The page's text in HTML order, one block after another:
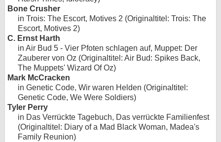
Bone Crusher
in Trois: The Escort, Motives 2 (Originaltitel: Trois: The
Escort, Motives 2)
C. Ernst Harth
in Air Bud 5 - Vier Pfoten schlagen auf, Muppet: Der
Zauberer von Oz (Originaltitel: Air Bud: Spikes Back,
The Muppets' Wizard Of Oz)
Mark McCracken
in Genetic Code, Wir waren Helden (Originaltitel:
Genetic Code, We Were Soldiers)
Tyler Perry
in Das Verrückte Tagebuch, Das verrückte Familienfest
(Originaltitel: Diary of a Mad Black Woman, Madea's
Family Reunion)